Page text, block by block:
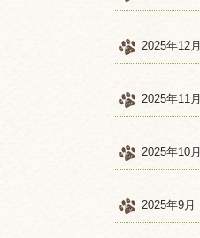
2025年12月
2025年11月
2025年10月
2025年9月